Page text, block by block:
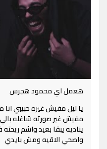
هعمل اي محمود هجرس
يا ليل مفيش غيره حبيبي انا
مفيش غير صورته شاغله
يناديه يبقا بعيد واشم
واصحي الاقيه ومش بايدي